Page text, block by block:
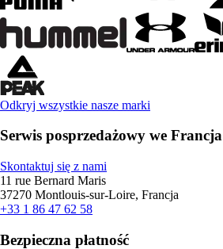
Odkryj wszystkie nasze marki
Serwis posprzedażowy we Francja
Skontaktuj się z nami
11 rue Bernard Maris
37270 Montlouis-sur-Loire, Francja
+33 1 86 47 62 58
Bezpieczna płatność